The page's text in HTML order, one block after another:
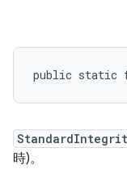
public static
時)。